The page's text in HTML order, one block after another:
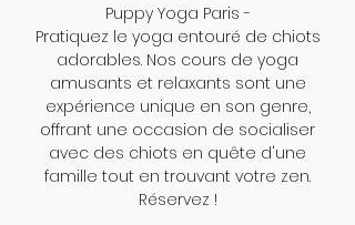
Puppy Yoga Paris -
Pratiquez le yoga entouré de chiots
adorables. Nos cours de yoga
amusants et relaxants sont une
expérience unique en son genre,
offrant une occasion de socialiser
avec des chiots en quête d'une
famille tout en trouvant votre zen.
Réservez !